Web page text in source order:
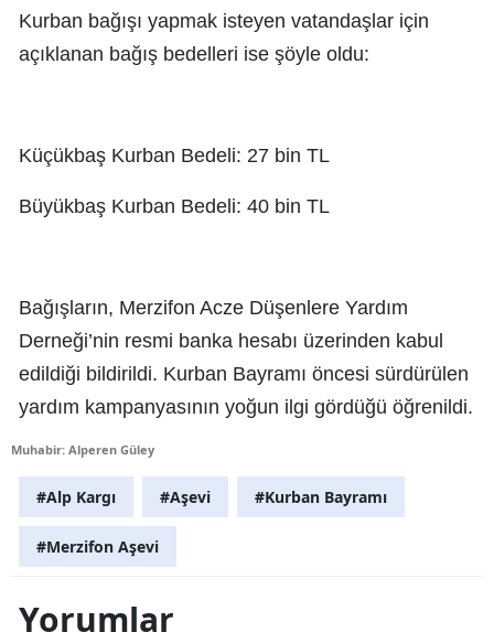
Kurban bağışı yapmak isteyen vatandaşlar için
açıklanan bağış bedelleri ise şöyle oldu:
Küçükbaş Kurban Bedeli: 27 bin TL
Büyükbaş Kurban Bedeli: 40 bin TL
Bağışların, Merzifon Acze Düşenlere Yardım
Derneği’nin resmi banka hesabı üzerinden kabul
edildiği bildirildi. Kurban Bayramı öncesi sürdürülen
yardım kampanyasının yoğun ilgi gördüğü öğrenildi.
Muhabir: Alperen Güley
#Alp Kargı #Aşevi #Kurban Bayramı
#Merzifon Aşevi
Yorumlar